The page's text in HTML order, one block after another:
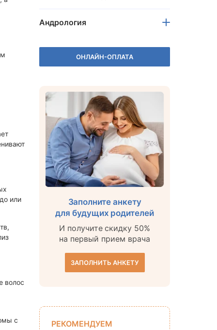
Лечение ВПЧ у женщин
Лечение дисплазии шейки матки 1
степени
Лечение лейкоплакии вульвы
Склерозирующий лихен
Зуд вульвы
Лечение крауроза вульвы
или
волос
с
Андрология
ОНЛАЙН-ОПЛАТА
Заполните анкету
для будущих родителей
И получите скидку 50%
на первый прием врача
ЗАПОЛНИТЬ АНКЕТУ
РЕКОМЕНДУЕМ